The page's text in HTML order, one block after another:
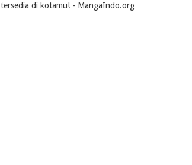
tersedia di kotamu! - MangaIndo.org